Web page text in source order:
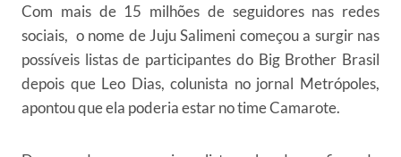
Com mais de 15 milhões de seguidores nas redes
sociais, o nome de Juju Salimeni começou a surgir nas
possíveis listas de participantes do Big Brother Brasil
depois que Leo Dias, colunista no jornal Metrópoles,
apontou que ela poderia estar no time Camarote.